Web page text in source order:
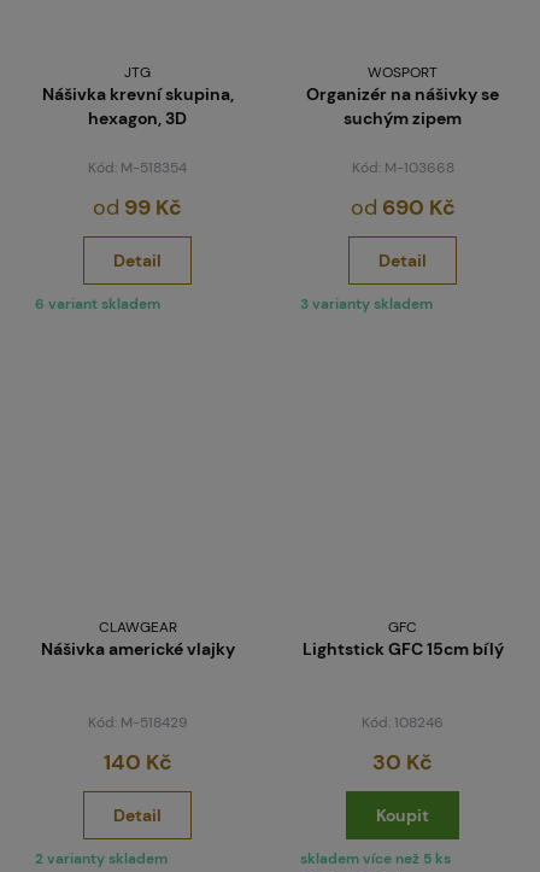
JTG
Nášivka krevní skupina,
hexagon, 3D
Kód: M-518354
od 99 Kč
Detail
6 variant skladem
WOSPORT
Organizér na nášivky se
suchým zipem
Kód: M-103668
od 690 Kč
Detail
3 varianty skladem
CLAWGEAR
Nášivka americké vlajky
Kód: M-518429
140 Kč
Detail
2 varianty skladem
GFC
Lightstick GFC 15cm bílý
Kód: 108246
30 Kč
Koupit
skladem více než 5 ks